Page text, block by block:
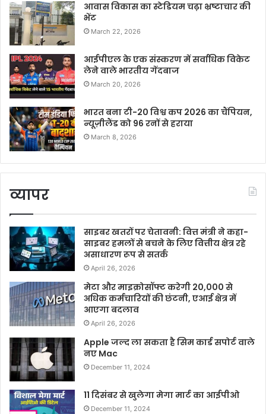
आवास विकास का स्टेडियम चढ़ा भ्रष्टाचार की
भेंट
March 22, 2026
आईपीएल के एक संस्करण में सर्वाधिक विकेट
लेने वाले भारतीय गेंदबाज
March 20, 2026
भारत बना टी-20 विश्व कप 2026 का चैंपियन,
न्यूज़ीलैंड को 96 रनों से हराया
March 8, 2026
व्यापर
साइबर खतरों पर चेतावनी: वित्त मंत्री ने कहा-
साइबर हमलों से बचने के लिए वित्तीय क्षेत्र रहे
असाधारण रूप से सतर्क
April 26, 2026
मेटा और माइक्रोसॉफ्ट करेगी 20,000 से
अधिक कर्मचारियों की छंटनी, एआई क्षेत्र में
आएगा बदलाव
April 26, 2026
Apple जल्द ला सकता है सिम कार्ड सपोर्ट वाले
नए Mac
December 11, 2024
11 दिसंबर से खुलेगा मेगा मार्ट का आईपीओ
December 11, 2024